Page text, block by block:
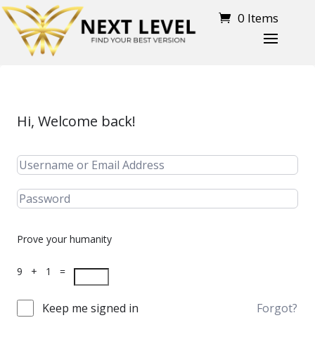
0 Items
Hi, Welcome back!
Prove your humanity
9 + 1 =
Keep me signed in Forgot?